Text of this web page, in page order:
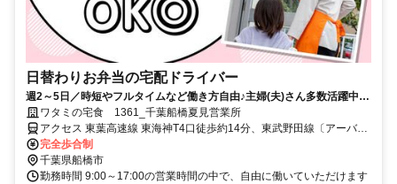
日替わりお弁当の宅配ドライバー
週2～5日／時短やフルタイムなど働き方自由♪主婦(夫)さん多数活躍中！
サポート体制バッチリなのでお子さんの行事でのお休みなども取りやす
い◎
ワタミの宅食 1361_千葉船橋夏見営業所
アクセス 東葉高速線 東海神T4口徒歩約14分、東武野田線〔アーバン
パークライン〕 船橋北口徒歩約16分、ＪＲ総武本線 船橋北口徒歩約
16分
完全歩合制
千葉県船橋市
勤務時間 9:00～17:00の営業時間の中で、自由に働いていただけます